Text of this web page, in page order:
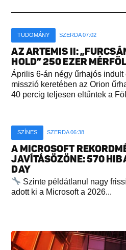
TUDOMÁNY SZERDA 07:02
AZ ARTEMIS II:
HOLD” 250 EZER
Április 6-án négy űrhajós indult
misszió keretében az Orion
40 percig teljesen eltűntek a
SZÍNES SZERDA 06:38
A MICROSOFT
JAVÍTÁSÖZÖNE: 570
DAY
Szinte példátlanul nagy
adott ki a Microsoft a 2026...